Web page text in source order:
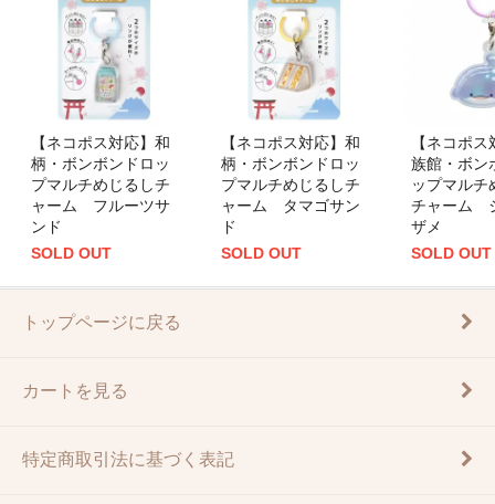
【ネコポス対応】和
柄・ボンボンドロッ
プマルチめじるしチ
ャーム フルーツサ
ンド
SOLD OUT
【ネコポス対応】和
柄・ボンボンドロッ
プマルチめじるしチ
ャーム タマゴサン
ド
SOLD OUT
【ネコポ
族館・ボン
ップマルチ
チャーム
ザメ
SOLD OUT
トップページに戻る
カートを見る
特定商取引法に基づく表記